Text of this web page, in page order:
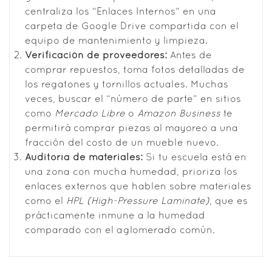
centraliza los “Enlaces Internos” en una
carpeta de Google Drive compartida con el
equipo de mantenimiento y limpieza.
Verificación de proveedores: Antes de
comprar repuestos, toma fotos detalladas de
los regatones y tornillos actuales. Muchas
veces, buscar el “número de parte” en sitios
como Mercado Libre o Amazon Business te
permitirá comprar piezas al mayoreo a una
fracción del costo de un mueble nuevo.
Auditoría de materiales: Si tu escuela está en
una zona con mucha humedad, prioriza los
enlaces externos que hablen sobre materiales
como el
HPL (High-Pressure Laminate) , que es
prácticamente inmune a la humedad
comparado con el aglomerado común.